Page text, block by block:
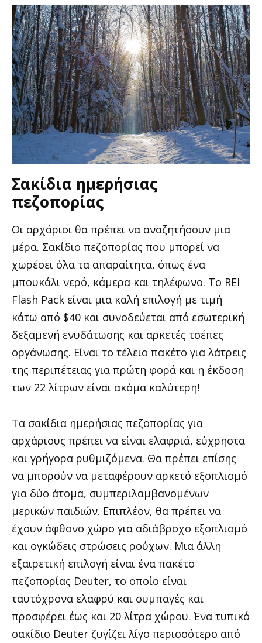
Σακίδια ημερήσιας
πεζοπορίας
Οι αρχάριοι θα πρέπει να αναζητήσουν μια
μέρα. Σακίδιο πεζοπορίας που μπορεί να
χωρέσει όλα τα απαραίτητα, όπως ένα
μπουκάλι νερό, κάμερα και τηλέφωνο. Το REI
Flash Pack είναι μια καλή επιλογή με τιμή
κάτω από $40 και συνοδεύεται από εσωτερική
δεξαμενή ενυδάτωσης και αρκετές τσέπες
οργάνωσης. Είναι το τέλειο πακέτο για λάτρεις
της περιπέτειας για πρώτη φορά και η έκδοση
των 22 λίτρων είναι ακόμα καλύτερη!
Τα σακίδια ημερήσιας πεζοπορίας για
αρχάριους πρέπει να είναι ελαφριά, εύχρηστα
και γρήγορα ρυθμιζόμενα. Θα πρέπει επίσης
να μπορούν να μεταφέρουν αρκετό εξοπλισμό
για δύο άτομα, συμπεριλαμβανομένων
μερικών παιδιών. Επιπλέον, θα πρέπει να
έχουν άφθονο χώρο για αδιάβροχο εξοπλισμό
και ογκώδεις στρώσεις ρούχων. Μια άλλη
εξαιρετική επιλογή είναι ένα πακέτο
πεζοπορίας Deuter, το οποίο είναι
ταυτόχρονα ελαφρύ και συμπαγές και
προσφέρει έως και 20 λίτρα χώρου. Ένα τυπικό
σακίδιο Deuter ζυγίζει λίγο περισσότερο από